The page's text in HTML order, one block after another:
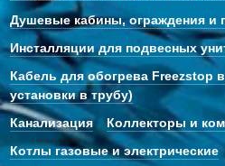
Душевые кабины, ограждения и
Инсталляции для подвесных
Кабель для обогрева Freezstop
установки в трубу)
Канализация
Коллекторы и
Котлы газовые и электрические